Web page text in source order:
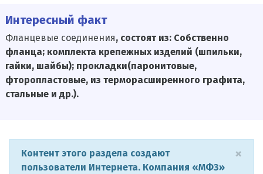
Интересный факт
Фланцевые соединения, состоят из: Собственно
фланца; комплекта крепежных изделий (шпильки,
гайки, шайбы); прокладки(паронитовые,
фторопластовые, из терморасширенного графита,
стальные и др.).
×
Контент этого раздела создают
пользователи Интернета. Компания «МФЗ»